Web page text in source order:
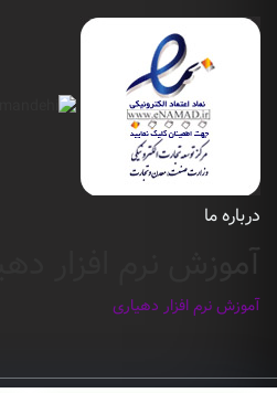
درباره ما
آموزش نرم افزار دهیاری